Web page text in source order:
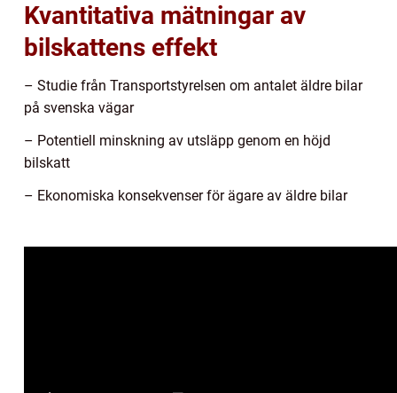
Kvantitativa mätningar av
bilskattens effekt
– Studie från Transportstyrelsen om antalet äldre bilar
på svenska vägar
– Potentiell minskning av utsläpp genom en höjd
bilskatt
– Ekonomiska konsekvenser för ägare av äldre bilar